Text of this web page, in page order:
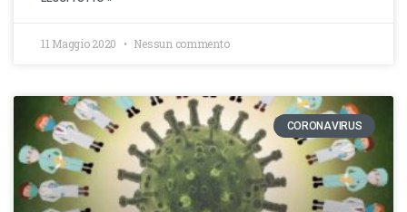
11 Maggio 2020 Nessun commento
CORONAVIRUS